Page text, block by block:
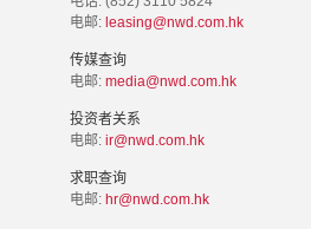
电邮: leasing@nwd.com.hk
传媒查询
电邮: media@nwd.com.hk
投资者关系
电邮: ir@nwd.com.hk
求职查询
电邮: hr@nwd.com.hk